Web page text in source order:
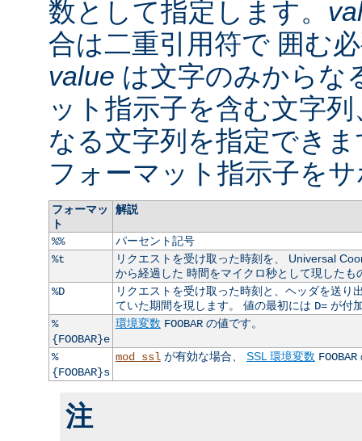
数として指定します。
合は二重引用符で 囲む
value は文字のみからな
ット指示子を含む文字
なる文字列を指定でき
フォーマット指示子を
フォーマッ
ト
解説
%%
パーセント記号
%t
リクエストを受け取った時刻を、 Universal
から経過した 時間をマイクロ秒として現した
%D
リクエストを受け取った時刻と、ヘッダを送
ていた期間を現します。 値の最初には D=が付
%
{FOOBAR}e
環境変数 FOOBARの値です。
%
{FOOBAR}s
mod_ssl が有効な場合、 SSL 環境変数 FOOBAR
注